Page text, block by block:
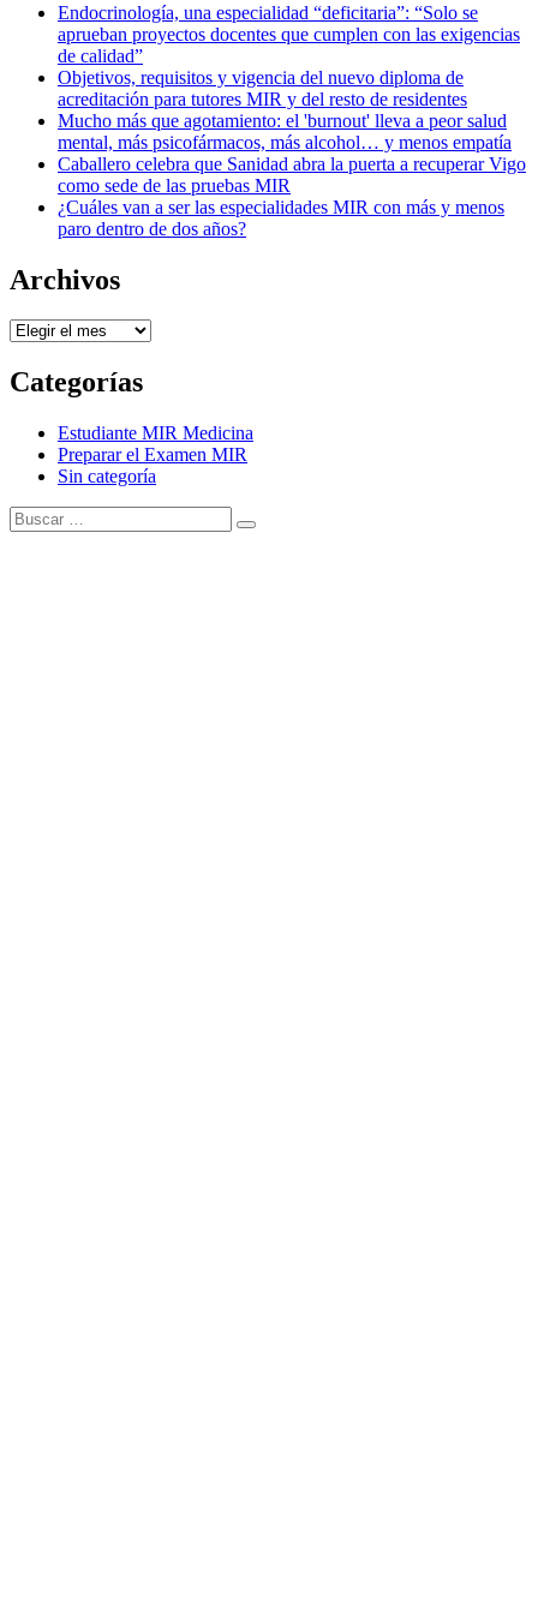
Endocrinología, una especialidad “deficitaria”: “Solo se
aprueban proyectos docentes que cumplen con las exigencias
de calidad”
Objetivos, requisitos y vigencia del nuevo diploma de
acreditación para tutores MIR y del resto de residentes
Mucho más que agotamiento: el 'burnout' lleva a peor salud
mental, más psicofármacos, más alcohol… y menos empatía
Caballero celebra que Sanidad abra la puerta a recuperar Vigo
como sede de las pruebas MIR
¿Cuáles van a ser las especialidades MIR con más y menos
paro dentro de dos años?
Archivos
Archivos
Categorías
Estudiante MIR Medicina
Preparar el Examen MIR
Sin categoría
Buscar:
Buscar